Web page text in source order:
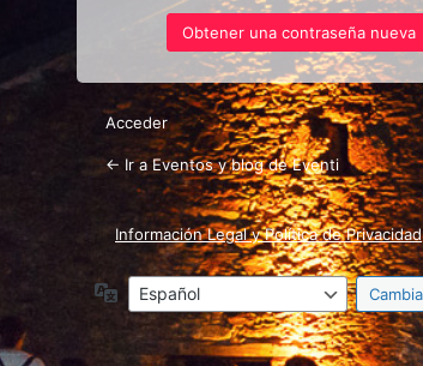
Acceder
← Ir a Eventos y blog de Eventi
Información Legal y Política de Privacidad
Idioma